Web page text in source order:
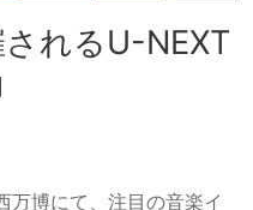
れるU-NEXT
博にて、注目の音楽イ